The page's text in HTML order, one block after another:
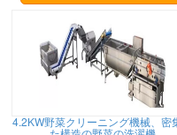
4.2KW野菜クリーニング機械、密